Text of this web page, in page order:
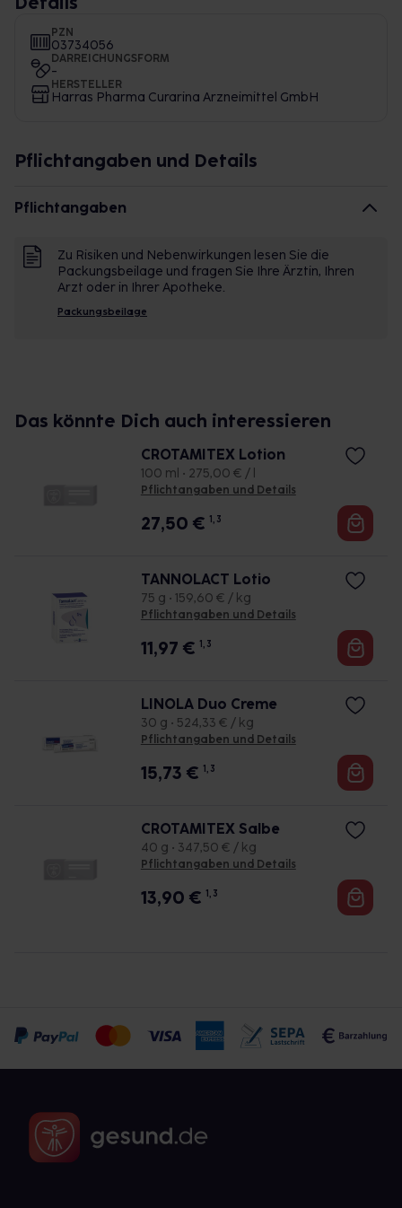
PZN
03734056
DARREICHUNGSFORM
-
HERSTELLER
Harras Pharma Curarina Arzneimittel GmbH
Pflichtangaben und Details
Pflichtangaben
Zu Risiken und Nebenwirkungen lesen Sie die
Packungsbeilage und fragen Sie Ihre Ärztin, Ihren
Arzt oder in Ihrer Apotheke.
Packungsbeilage
Das könnte Dich auch interessieren
CROTAMITEX Lotion
100 ml • 275,00 € / l
Pflichtangaben und Details
27,50 € 1, 3
TANNOLACT Lotio
75 g • 159,60 € / kg
Pflichtangaben und Details
11,97 € 1, 3
LINOLA Duo Creme
30 g • 524,33 € / kg
Pflichtangaben und Details
15,73 € 1, 3
CROTAMITEX Salbe
40 g • 347,50 € / kg
Pflichtangaben und Details
13,90 € 1, 3